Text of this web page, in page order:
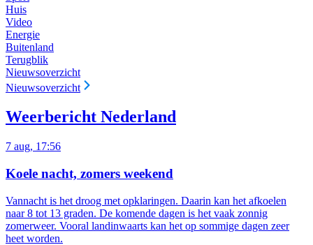
Huis
Video
Energie
Buitenland
Terugblik
Nieuwsoverzicht
Nieuwsoverzicht
Weerbericht Nederland
7 aug, 17:56
Koele nacht, zomers weekend
Vannacht is het droog met opklaringen. Daarin kan het afkoelen
naar 8 tot 13 graden. De komende dagen is het vaak zonnig
zomerweer. Vooral landinwaarts kan het op sommige dagen zeer
heet worden.